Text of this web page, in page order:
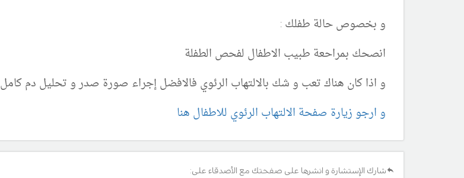
و بخصوص حالة طفلك :
انصحك بمراحعة طبيب الاطفال لفحص الطفلة
و اذا كان هناك تعب و شك بالالتهاب الرئوي فالافضل إجراء صورة صدر و تحليل دم كامل
و ارجو زيارة صفحة الالتهاب الرئوي للاطفال هنا
شارك الإستشارة و انشرها على صفحتك مع الأصدقاء على: